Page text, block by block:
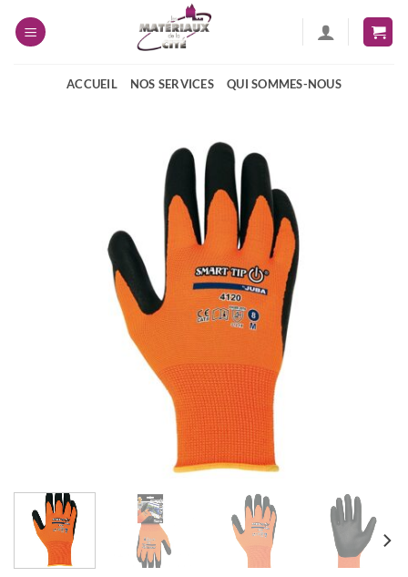
ACCUEIL NOS SERVICES QUI SOMMES-NOUS